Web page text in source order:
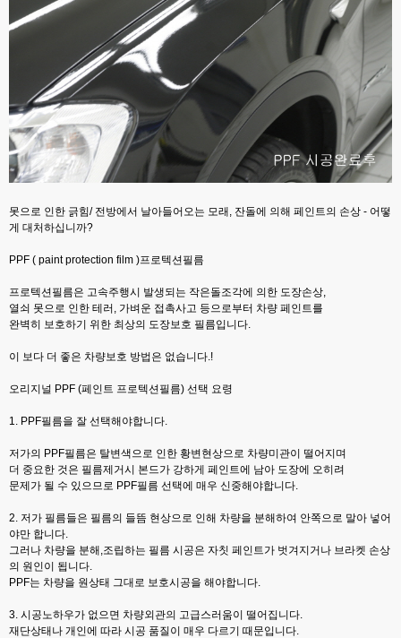
못으로 인한 긁힘/ 전방에서 날아들어오는 모래, 잔돌에 의해 페인트의 손상 - 어떻
게 대처하십니까?
PPF ( paint protection film )프로텍션필름
프로텍션필름은 고속주행시 발생되는 작은돌조각에 의한 도장손상,
열쇠 못으로 인한 테러, 가벼운 접촉사고 등으로부터 차량 페인트를
완벽히 보호하기 위한 최상의 도장보호 필름입니다.
이 보다 더 좋은 차량보호 방법은 없습니다.!
오리지널 PPF (페인트 프로텍션필름) 선택 요령
1. PPF필름을 잘 선택해야합니다.
저가의 PPF필름은 탈변색으로 인한 황변현상으로 차량미관이 떨어지며
더 중요한 것은 필름제거시 본드가 강하게 페인트에 남아 도장에 오히려
문제가 될 수 있으므로 PPF필름 선택에 매우 신중해야합니다.
2. 저가 필름들은 필름의 들뜸 현상으로 인해 차량을 분해하여 안쪽으로 말아 넣어
야만 합니다.
그러나 차량을 분해,조립하는 필름 시공은 자칫 페인트가 벗겨지거나 브라켓 손상
의 원인이 됩니다.
PPF는 차량을 원상태 그대로 보호시공을 해야합니다.
3. 시공노하우가 없으면 차량외관의 고급스러움이 떨어집니다.
재단상태나 개인에 따라 시공 품질이 매우 다르기 때문입니다.